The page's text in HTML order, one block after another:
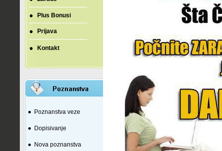
● Plus Bonusi
● Prijava
● Kontakt
● Poznanstva veze
● Dopisivanje
● Nova poznanstva